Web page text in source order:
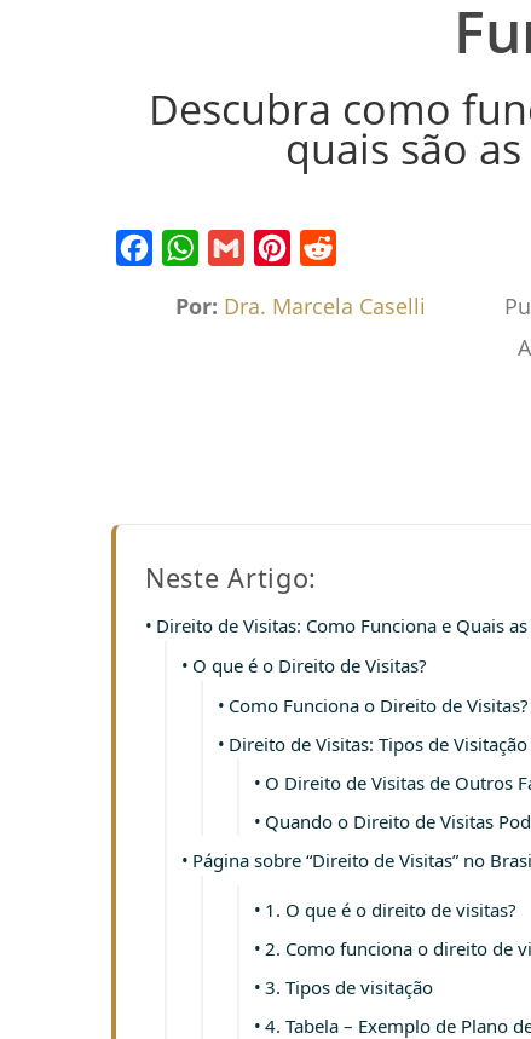
Descubra como
quais são
Por: Dra. Marcela Caselli
Neste Artigo:
Direito de Visitas: Como Funciona e Quais
O que é o Direito de Visitas?
Como Funciona o Direito de Visitas?
Direito de Visitas: Tipos de Visitação
O Direito de Visitas de Outros
Quando o Direito de Visitas
Página sobre “Direito de Visitas” no
1. O que é o direito de visitas?
2. Como funciona o direito de
3. Tipos de visitação
4. Tabela – Exemplo de Plano